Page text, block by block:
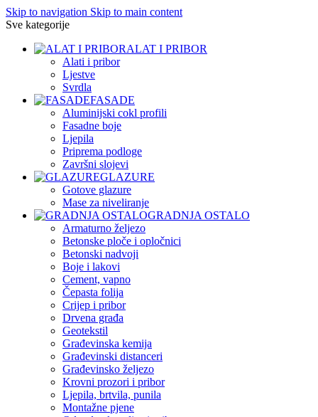
Skip to navigation Skip to main content
Sve kategorije
ALAT I PRIBOR
Alati i pribor
Ljestve
Svrdla
FASADE
Aluminijski cokl profili
Fasadne boje
Ljepila
Priprema podloge
Završni slojevi
GLAZURE
Gotove glazure
Mase za niveliranje
GRADNJA OSTALO
Armaturno željezo
Betonske ploče i opločnici
Betonski nadvoji
Boje i lakovi
Cement, vapno
Čepasta folija
Crijep i pribor
Drvena građa
Geotekstil
Građevinska kemija
Građevinski distanceri
Građevinsko željezo
Krovni prozori i pribor
Ljepila, brtvila, punila
Montažne pjene